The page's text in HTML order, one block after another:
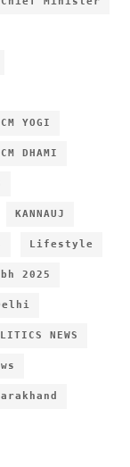
CM YOGI
DHAMI
KANNAUJ
Lifestyle
2025
NEWS